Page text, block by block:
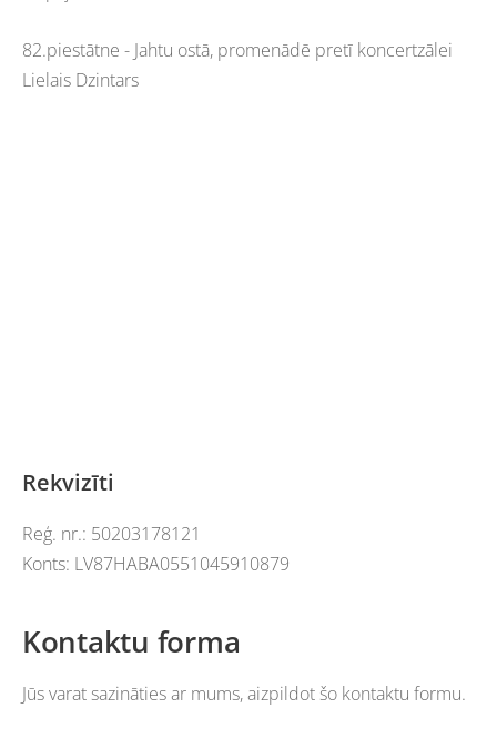
82.piestātne - Jahtu ostā, promenādē pretī koncertzālei
Lielais Dzintars
Rekvizīti
Reģ. nr.: 50203178121
Konts: LV87HABA0551045910879
Kontaktu forma
Jūs varat sazināties ar mums, aizpildot šo kontaktu formu.